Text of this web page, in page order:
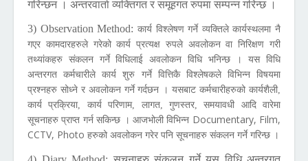
गरिन्छन । अन्तरवार्ता व्यक्तिगत र समूहगत रुपमा सम्पन्न गरिन्छ ।
3) Observation Method: कार्य विश्लेषण गर्ने व्यक्तिले कार्यस्थलमा नै
गएर कामदारहरुले गरेको कार्य प्रत्यक्ष रुपले अवलोकन वा निरिक्षण गरी
तथ्यांकहरु संकलन गर्ने विधिलाई अवलोकन विधि भनिन्छ । यस विधि
अन्तरगत कर्मचारीले कार्य शुरु गर्ने वित्तिकै विश्लेषकले विभिन्न विषयमा
प्रश्नहरु सोध्ने र अवलोकन गर्ने गर्दछन । यसबाट कर्मचारीहरुको कार्यशैली,
कार्य प्रक्रिया, कार्य परिणाम, लागत, गुणस्तर, समयावधी आदि वारेमा
सूचनाहरु प्राप्त गर्न सकिन्छ । आजभोली विभिन्न Documentary, Film,
CCTV, Photo हरुको अवलोकन गरेर पनि सूचनाहरु संकलन गर्ने गरिन्छ ।